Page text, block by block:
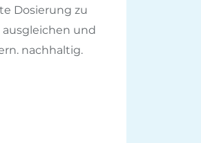
Dosierung zu
ausgleichen und
nachhaltig.